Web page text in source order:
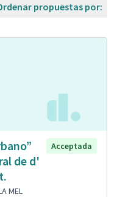
propuestas por:
de d'
Acceptada
MEL